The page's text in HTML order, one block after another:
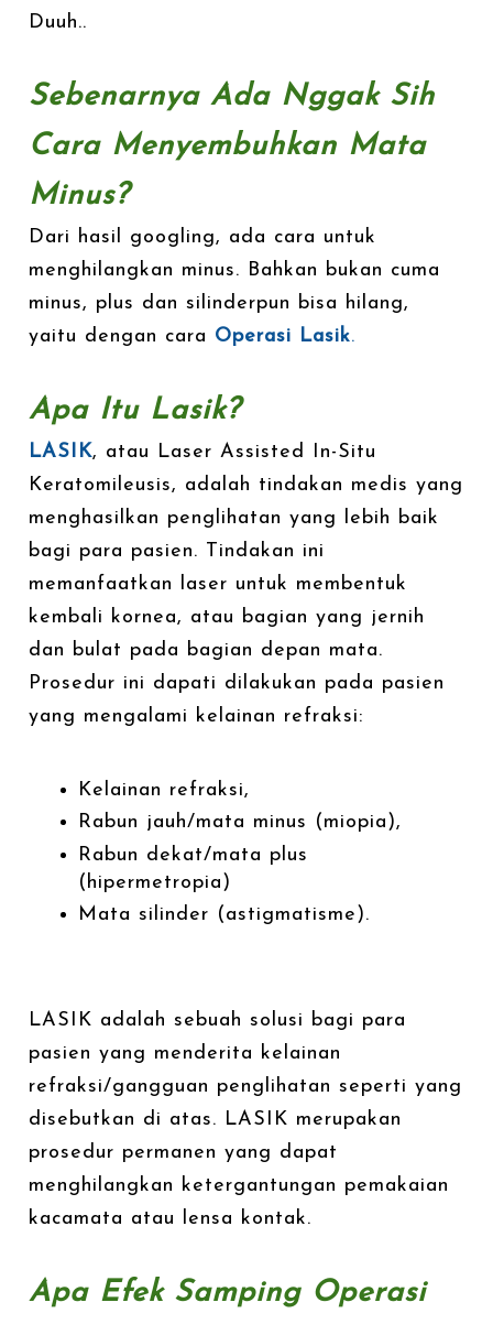
Duuh..
Sebenarnya Ada Nggak Sih
Cara Menyembuhkan Mata
Minus?
Dari hasil googling, ada cara untuk
menghilangkan minus. Bahkan bukan cuma
minus, plus dan silinderpun bisa hilang,
yaitu dengan cara Operasi Lasik.
Apa Itu Lasik?
LASIK, atau Laser Assisted In-Situ
Keratomileusis, adalah tindakan medis yang
menghasilkan penglihatan yang lebih baik
bagi para pasien. Tindakan ini
memanfaatkan laser untuk membentuk
kembali kornea, atau bagian yang jernih
dan bulat pada bagian depan mata.
Prosedur ini dapati dilakukan pada pasien
yang mengalami kelainan refraksi:
Kelainan refraksi,
Rabun jauh/mata minus (miopia),
Rabun dekat/mata plus
(hipermetropia)
Mata silinder (astigmatisme).
LASIK adalah sebuah solusi bagi para
pasien yang menderita kelainan
refraksi/gangguan penglihatan seperti yang
disebutkan di atas. LASIK merupakan
prosedur permanen yang dapat
menghilangkan ketergantungan pemakaian
kacamata atau lensa kontak.
Apa Efek Samping Operasi